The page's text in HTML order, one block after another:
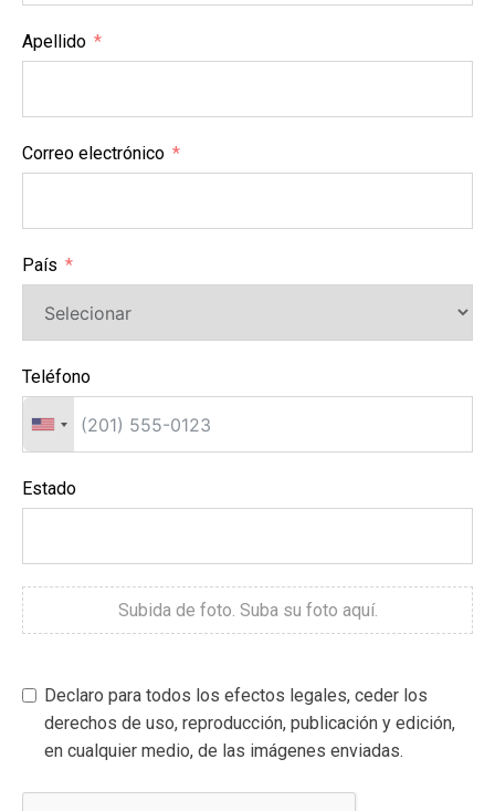
Apellido
Correo electrónico
País
Teléfono
Estado
Subida de foto. Suba su foto aquí.
Declaro para todos los efectos legales, ceder los
derechos de uso, reproducción, publicación y edición,
en cualquier medio, de las imágenes enviadas.